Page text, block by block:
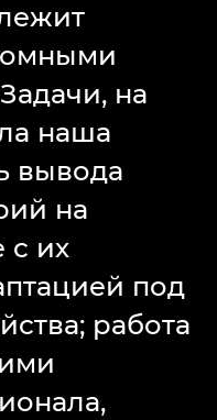
на
наша
вывода
на
с их
под
работа